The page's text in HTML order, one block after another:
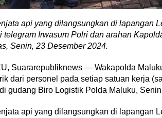
api yang dilangsungkan di lapangan
telegram Irwasum Polri dan arahan
Senin, 23 Desember 2024.
Suararepubliknews — Wakapolda
dari personel pada setiap satuan kerja
gudang Biro Logistik Polda Maluku,
api yang dilangsungkan di lapangan